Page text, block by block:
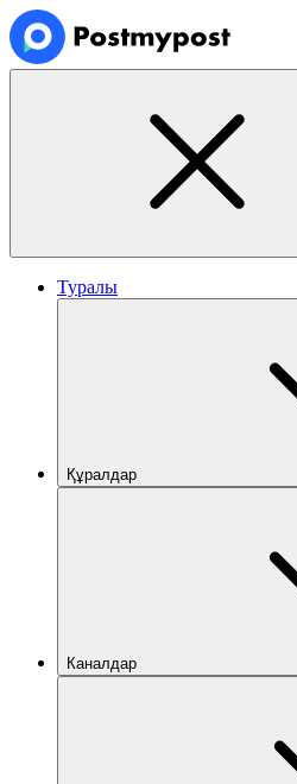
Туралы
Құралдар
Каналдар